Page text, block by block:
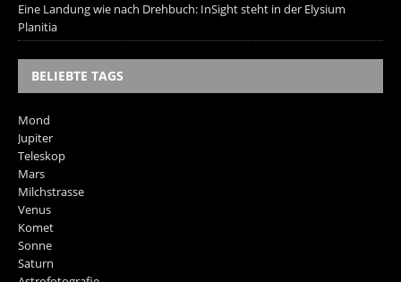
Eine Landung wie nach Drehbuch: InSight steht in der Elysium
Planitia
BELIEBTE TAGS
Mond
Jupiter
Teleskop
Mars
Milchstrasse
Venus
Komet
Sonne
Saturn